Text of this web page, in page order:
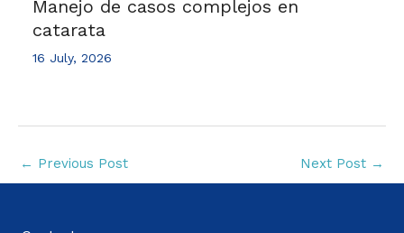
Manejo de casos complejos en
catarata
16 July, 2026
← Previous Post Next Post →